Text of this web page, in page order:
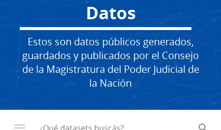
Datos
Estos son datos públicos generados,
guardados y publicados por el Consejo
de la Magistratura del Poder Judicial de
la Nación